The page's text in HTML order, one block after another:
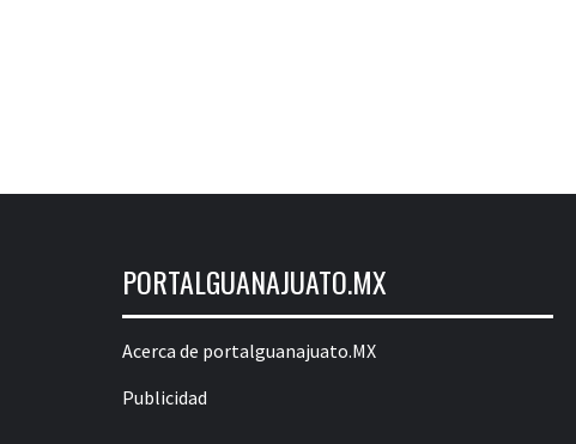
PORTALGUANAJUATO.MX
Acerca de portalguanajuato.MX
Publicidad